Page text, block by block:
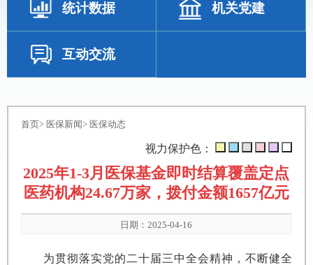
统计数据 机关党建
互动交流
首页> 医保新闻> 医保动态
视力保护色：
2025年1-3月医保基金即时结算覆盖定点
医药机构24.67万家，拨付金额1657亿元
日期：2025-04-16
为贯彻落实党的二十届三中全会精神，不断健全